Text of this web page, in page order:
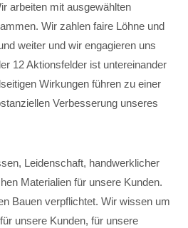
arbeiten mit ausgewählten
Wir zahlen faire Löhne und
weiter und wir engagieren uns
12 Aktionsfelder ist untereinander
Wirkungen führen zu einer
Verbesserung unseres
Leidenschaft, handwerklicher
Materialien für unsere Kunden.
Bauen verpflichtet. Wir wissen um
unsere Kunden, für unsere